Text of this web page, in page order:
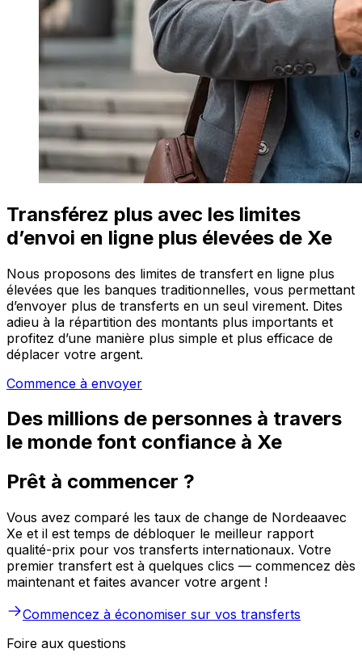
Transférez plus avec les limites
d’envoi en ligne plus élevées de Xe
Nous proposons des limites de transfert en ligne plus
élevées que les banques traditionnelles, vous permettant
d’envoyer plus de transferts en un seul virement. Dites
adieu à la répartition des montants plus importants et
profitez d’une manière plus simple et plus efficace de
déplacer votre argent.
Commence à envoyer
Des millions de personnes à travers
le monde font confiance à Xe
Prêt à commencer ?
Vous avez comparé les taux de change de Nordeaavec
Xe et il est temps de débloquer le meilleur rapport
qualité-prix pour vos transferts internationaux. Votre
premier transfert est à quelques clics — commencez dès
maintenant et faites avancer votre argent !
Commencez à économiser sur vos transferts
Foire aux questions